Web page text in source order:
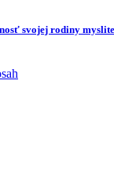
svojej rodiny myslite